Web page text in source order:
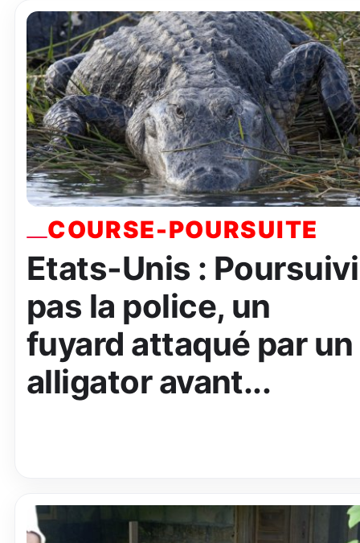
COURSE-POURSUITE
Etats-Unis : Poursuivi
pas la police, un
fuyard attaqué par un
alligator avant...